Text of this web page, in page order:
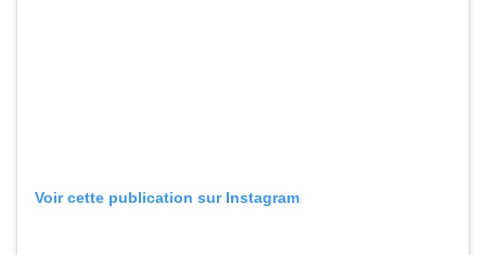
Voir cette publication sur Instagram